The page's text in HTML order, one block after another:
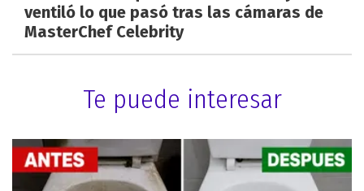
ventiló lo que pasó tras las cámaras de
MasterChef Celebrity
Te puede interesar